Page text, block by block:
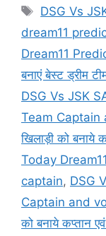
Tags
DSG Vs
dream11
Dream11
बनाएं बेस्ट ड्रीम
DSG Vs JSK
Team
खिलाड़ी को बनाये
Today
captain, DSG
Captain and
को बनाये कप्तान